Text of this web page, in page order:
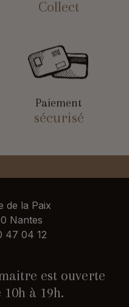
Collect
Paiement
sécurisé
de la Paix
Nantes
47 04 12
est ouverte
à 19h.